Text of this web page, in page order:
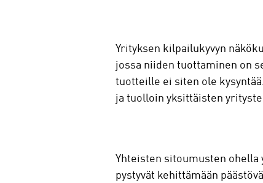
Yrityksen kilpailukyvyn
jossa niiden tuottaminen on
tuotteille ei siten ole
ja tuolloin yksittäisten
Yhteisten sitoumusten
pystyvät kehittämään